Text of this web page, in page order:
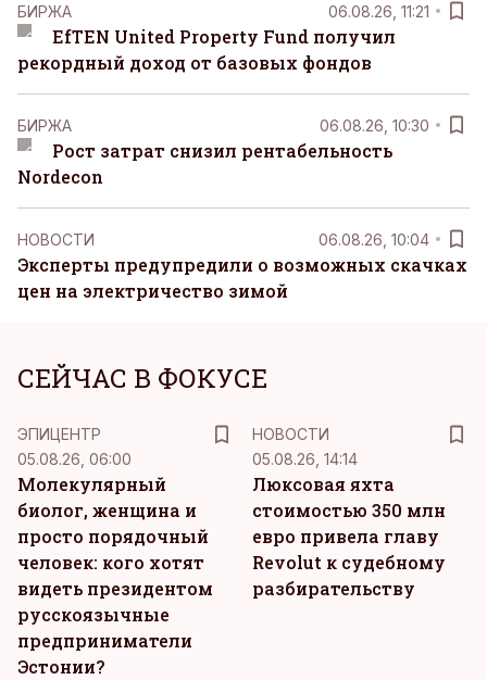
БИРЖА 06.08.26, 11:21
EfTEN United Property Fund получил
рекордный доход от базовых фондов
БИРЖА 06.08.26, 10:30
Рост затрат снизил рентабельность
Nordecon
НОВОСТИ 06.08.26, 10:04
Эксперты предупредили о возможных скачках
цен на электричество зимой
СЕЙЧАС В ФОКУСЕ
ЭПИЦЕНТР
05.08.26, 06:00
Молекулярный
биолог, женщина и
просто порядочный
человек: кого хотят
видеть президентом
русскоязычные
предприниматели
Эстонии?
НОВОСТИ
05.08.26, 14:14
Люксовая яхта
стоимостью 350 млн
евро привела главу
Revolut к судебному
разбирательству